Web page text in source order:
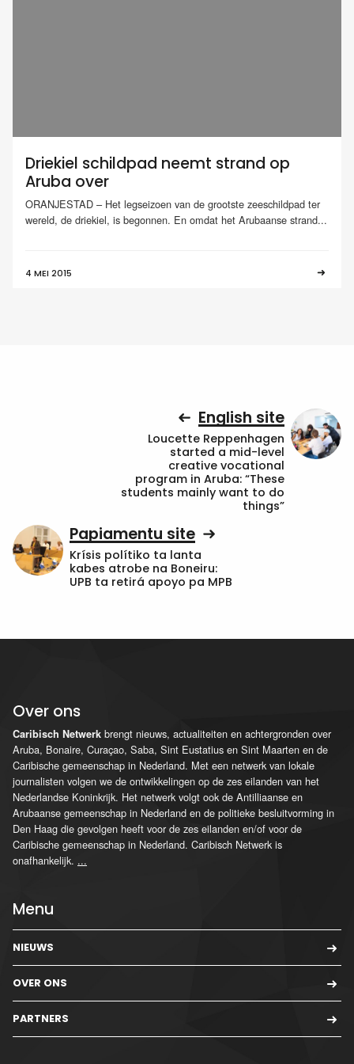
Driekiel schildpad neemt strand op
Aruba over
ORANJESTAD – Het legseizoen van de grootste zeeschildpad ter
wereld, de driekiel, is begonnen. En omdat het Arubaanse strand...
4 MEI 2015
English site
Loucette Reppenhagen
started a mid-level
creative vocational
program in Aruba: “These
students mainly want to do
things”
Papiamentu site
Krísis polítiko ta lanta
kabes atrobe na Boneiru:
UPB ta retirá apoyo pa MPB
Over ons
Caribisch Netwerk brengt nieuws, actualiteiten en achtergronden over
Aruba, Bonaire, Curaçao, Saba, Sint Eustatius en Sint Maarten en de
Caribische gemeenschap in Nederland. Met een netwerk van lokale
journalisten volgen we de ontwikkelingen op de zes eilanden van het
Nederlandse Koninkrijk. Het netwerk volgt ook de Antilliaanse en
Arubaanse gemeenschap in Nederland en de politieke besluitvorming in
Den Haag die gevolgen heeft voor de zes eilanden en/of voor de
Caribische gemeenschap in Nederland. Caribisch Netwerk is
onafhankelijk. ...
Menu
NIEUWS
OVER ONS
PARTNERS